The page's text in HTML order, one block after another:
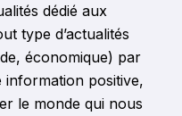
dédié aux
type d’actualités
économique) par
information positive,
le monde qui nous